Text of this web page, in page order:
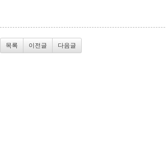
목록 이전글 다음글